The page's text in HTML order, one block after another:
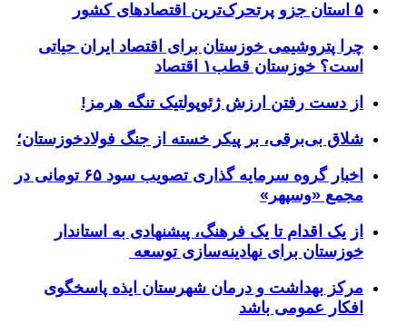
۵ استان جزو پرتحرک‌ترین اقتصاد‌های کشور
چرا پتروشیمی خوزستان برای اقتصاد ایران حیاتی
است؟ خوزستان قطب۱ اقتصاد
از دست رفتن ارزش ژئوپولتیک تنگه هرمز!
شلاق‌ بی‌برقی، بر پیکر خسته‌ از جنگ فولادخوزستان؛
اخبار گروه سرمایه گذاری تصویب سود ۶۵ تومانی در
مجمع «وسپهر»
از یک اقدام تا یک فرهنگ، پیشنهادی به استاندار
خوزستان برای نهادینه‌سازی توسعه
مرکز بهداشت و درمان شهرستان ایذه پاسخگوی
افکار عمومی باشد